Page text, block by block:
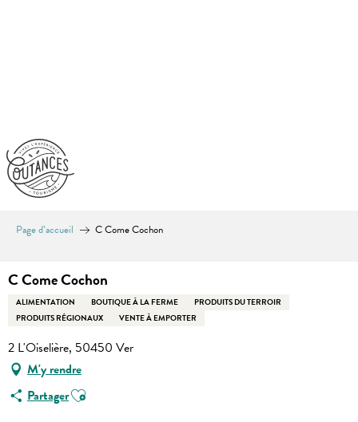
Page d’accueil C Come Cochon
C Come Cochon
ALIMENTATION BOUTIQUE À LA FERME
PRODUITS DU TERROIR
PRODUITS RÉGIONAUX
VENTE À EMPORTER
2 L'Oiselière, 50450 Ver
M'y rendre
PartagerAjouter aux favoris